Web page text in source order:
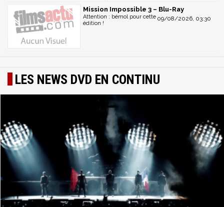
Mission Impossible 3 – Blu-Ray
09/08/2026, 03:30
Attention : bémol pour cette
édition !
LES NEWS DVD EN CONTINU